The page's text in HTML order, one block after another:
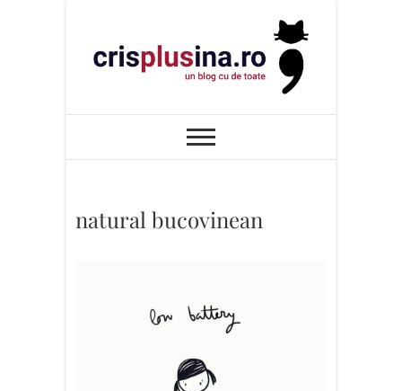
content
Cris+ina
natural bucovinean